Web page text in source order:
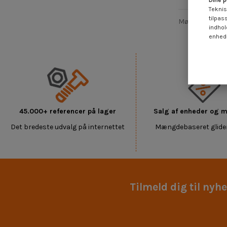
Møtrik
45.000+ referencer på lager
Det bredeste udvalg på internettet
Salg af enheder og
Mængdebaseret
Tilmeld dig til